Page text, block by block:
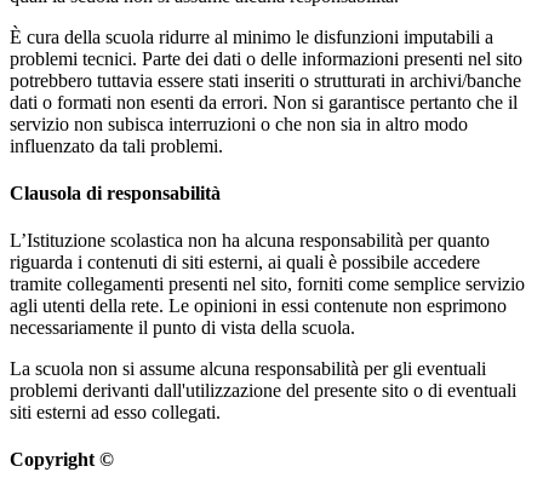
È cura della scuola ridurre al minimo le disfunzioni imputabili a
problemi tecnici. Parte dei dati o delle informazioni presenti nel sito
potrebbero tuttavia essere stati inseriti o strutturati in archivi/banche
dati o formati non esenti da errori. Non si garantisce pertanto che il
servizio non subisca interruzioni o che non sia in altro modo
influenzato da tali problemi.
Clausola di responsabilità
L’Istituzione scolastica non ha alcuna responsabilità per quanto
riguarda i contenuti di siti esterni, ai quali è possibile accedere
tramite collegamenti presenti nel sito, forniti come semplice servizio
agli utenti della rete. Le opinioni in essi contenute non esprimono
necessariamente il punto di vista della scuola.
La scuola non si assume alcuna responsabilità per gli eventuali
problemi derivanti dall'utilizzazione del presente sito o di eventuali
siti esterni ad esso collegati.
Copyright ©